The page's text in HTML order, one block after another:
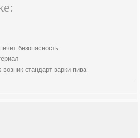
безопасность
стандарт варки пива